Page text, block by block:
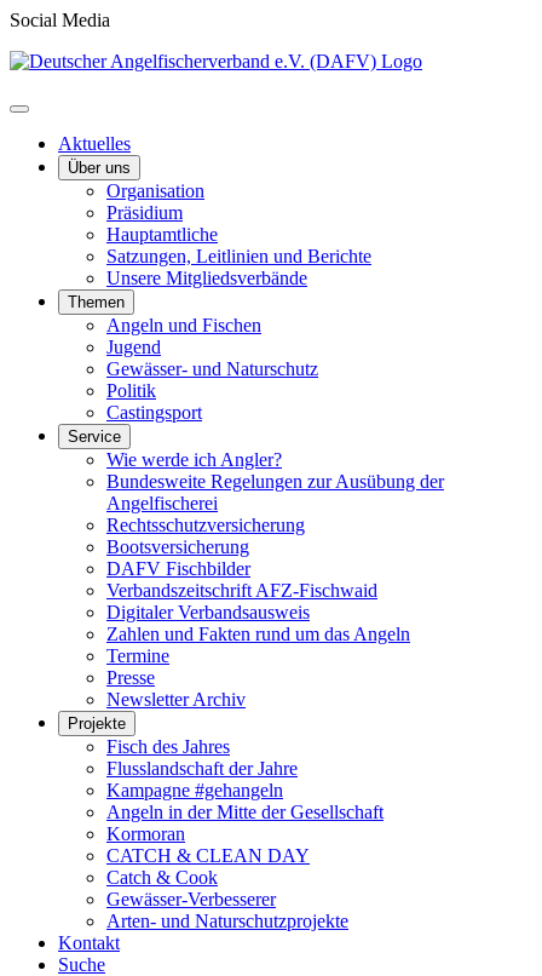
Social Media
Aktuelles
Über uns
Organisation
Präsidium
Hauptamtliche
Satzungen, Leitlinien und Berichte
Unsere Mitgliedsverbände
Themen
Angeln und Fischen
Jugend
Gewässer- und Naturschutz
Politik
Castingsport
Service
Wie werde ich Angler?
Bundesweite Regelungen zur Ausübung der
Angelfischerei
Rechtsschutzversicherung
Bootsversicherung
DAFV Fischbilder
Verbandszeitschrift AFZ-Fischwaid
Digitaler Verbandsausweis
Zahlen und Fakten rund um das Angeln
Termine
Presse
Newsletter Archiv
Projekte
Fisch des Jahres
Flusslandschaft der Jahre
Kampagne #gehangeln
Angeln in der Mitte der Gesellschaft
Kormoran
CATCH & CLEAN DAY
Catch & Cook
Gewässer-Verbesserer
Arten- und Naturschutzprojekte
Kontakt
Suche